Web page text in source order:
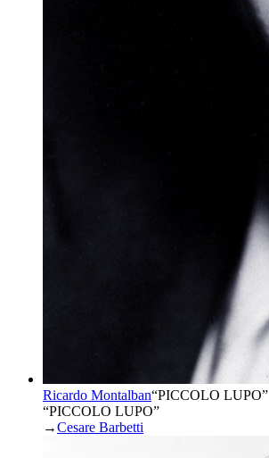
Ricardo Montalban“PICCOLO LUPO”
“PICCOLO LUPO”
→Cesare Barbetti